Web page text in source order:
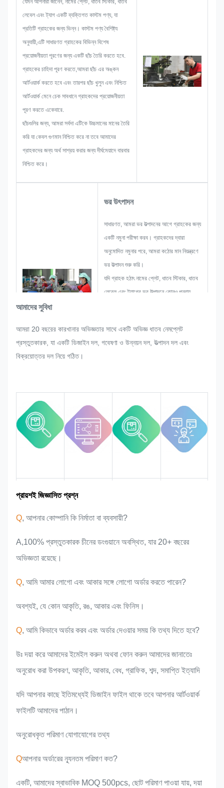
যেমন আপনারা জানেন, নামের প্লেট, ধাতব স্টিকার, ধাতব
লেবেল এবং ট্যাগ একটি ব্যক্তিগত কাস্টম পণ্য, যা
প্রতিটি গ্রাহকের জন্য ভিন্ন। কাস্টম পণ্য বৈশিষ্ট্য
অনুযায়ী,এটি সাধারণত গ্রাহকের বিভিন্ন বিশেষ
প্রয়োজনীয়তা পূরণের জন্য একটি ছাঁচ তৈরি করতে হবে.
গ্রাহকের চাহিদা পূরণ করতে,আমরা ছাঁচ এর অঙ্কন
আর্টওয়ার্ক করতে হবে এবং তারপর ছাঁচ খুলুন এবং নিশ্চিত
আর্টওয়ার্ক মেনে চেক সাবধানে গ্রাহকদের প্রয়োজনীয়তা
পূরণ করতে একেবারে.
ছাঁচগুলির জন্য, আমরা সর্বদা এটিকে উচ্চমানের মানের তৈরি
করি যা কেবল গুণমান নিশ্চিত করে না তবে আমাদের
গ্রাহকদের জন্য অর্থ সাশ্রয় করার জন্য দীর্ঘমেয়াদে বারবার
নিশ্চিত করে।
ভর উৎপাদন
সাধারণত, আমরা ভর উত্পাদনের আগে গ্রাহকের জন্য
একটি নমুনা পরীক্ষা করব। গ্রাহকদের দ্বারা
অনুমোদিত নমুনার পরে, আমরা কঠোর মান নিয়ন্ত্রণে
ভর উত্পাদন শুরু করি।
যদি গ্রাহক হঠাৎ নামের প্লেট, ধাতব স্টিকার, ধাতব
লেবেল এবং ট্যাগের ভর উত্পাদনে কোনও পুনরায়
চেষ্টা করব।
আমরা পুরো প্রক্রিয়া জুড়ে মানের উপর নজর রাখব
আমাদের সুবিধা
আমরা 20 বছরের কারখানার অভিজ্ঞতার সাথে একটি অভিজ্ঞ ধাতব নেমপ্লেট
প্রস্তুতকারক, যা একটি ডিজাইন দল, গবেষণা ও উন্নয়ন দল, উত্পাদন দল এবং
বিক্রয়োত্তর দল নিয়ে গঠিত।
শিল্প অভিজ্ঞতা বাজার এলাকা
প্রায়শই জিজ্ঞাসিত প্রশ্ন
Q, আপনার কোম্পানি কি নির্মাতা বা ব্যবসায়ী?
A,100% প্রস্তুতকারক চীনের ডংগুয়ানে অবস্থিত, যার 20+ বছরের
অভিজ্ঞতা রয়েছে।
Q, আমি আমার লোগো এবং আকার সঙ্গে লোগো অর্ডার করতে পারেন?
অবশ্যই, যে কোন আকৃতি, রঙ, আকার এবং ফিনিস।
Q, আমি কিভাবে অর্ডার করব এবং অর্ডার দেওয়ার সময় কি তথ্য দিতে হবে?
উঃ দয়া করে আমাদের ইমেইল করুন অথবা ফোন করুন আমাদের জানাতেঃ
অনুরোধ করা উপকরণ, আকৃতি, আকার, বেধ, গ্রাফিক, শব্দ, সমাপ্তি ইত্যাদি
যদি আপনার কাছে ইতিমধ্যেই ডিজাইন ফাইল থাকে তবে আপনার আর্টওয়ার্ক
ফাইলটি আমাদের পাঠান।
অনুরোধকৃত পরিমাণ যোগাযোগের তথ্য
Qআপনার অর্ডারের ন্যূনতম পরিমাণ কত?
একটি, আমাদের স্বাভাবিক MOQ 500pcs, ছোট পরিমাণ পাওয়া যায়, দয়া